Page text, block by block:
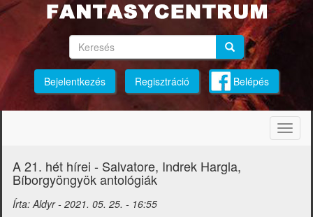
Ugrás
tartalomra
Keresés Keresés
Bejelentkezés Regisztráció Belépés
A 21. hét hírei - Salvatore, Indrek Hargla,
Bíborgyöngyök antológiák
Írta:Aldyr- 2021. 05. 25. - 16:55